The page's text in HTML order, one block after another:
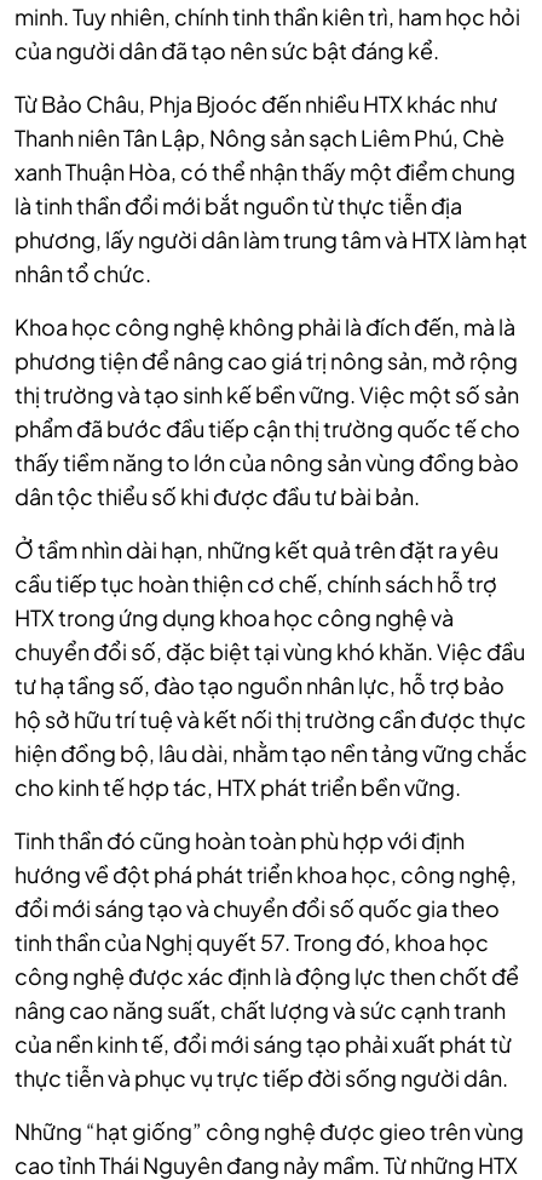
minh. Tuy nhiên, chính tinh thần kiên trì, ham học hỏi
của người dân đã tạo nên sức bật đáng kể.
Từ Bảo Châu, Phja Bjoóc đến nhiều HTX khác như
Thanh niên Tân Lập, Nông sản sạch Liêm Phú, Chè
xanh Thuận Hòa, có thể nhận thấy một điểm chung
là tinh thần đổi mới bắt nguồn từ thực tiễn địa
phương, lấy người dân làm trung tâm và HTX làm hạt
nhân tổ chức.
Khoa học công nghệ không phải là đích đến, mà là
phương tiện để nâng cao giá trị nông sản, mở rộng
thị trường và tạo sinh kế bền vững. Việc một số sản
phẩm đã bước đầu tiếp cận thị trường quốc tế cho
thấy tiềm năng to lớn của nông sản vùng đồng bào
dân tộc thiểu số khi được đầu tư bài bản.
Ở tầm nhìn dài hạn, những kết quả trên đặt ra yêu
cầu tiếp tục hoàn thiện cơ chế, chính sách hỗ trợ
HTX trong ứng dụng khoa học công nghệ và
chuyển đổi số, đặc biệt tại vùng khó khăn. Việc đầu
tư hạ tầng số, đào tạo nguồn nhân lực, hỗ trợ bảo
hộ sở hữu trí tuệ và kết nối thị trường cần được thực
hiện đồng bộ, lâu dài, nhằm tạo nền tảng vững chắc
cho kinh tế hợp tác, HTX phát triển bền vững.
Tinh thần đó cũng hoàn toàn phù hợp với định
hướng về đột phá phát triển khoa học, công nghệ,
đổi mới sáng tạo và chuyển đổi số quốc gia theo
tinh thần của Nghị quyết 57. Trong đó, khoa học
công nghệ được xác định là động lực then chốt để
nâng cao năng suất, chất lượng và sức cạnh tranh
của nền kinh tế, đổi mới sáng tạo phải xuất phát từ
thực tiễn và phục vụ trực tiếp đời sống người dân.
Những “hạt giống” công nghệ được gieo trên vùng
cao tỉnh Thái Nguyên đang nảy mầm. Từ những HTX